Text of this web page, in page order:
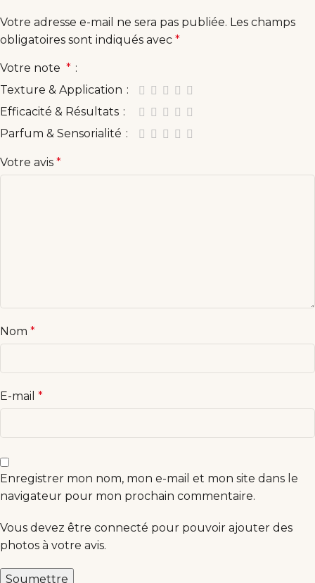
Votre adresse e-mail ne sera pas publiée. Les champs
obligatoires sont indiqués avec *
Votre note *
Texture & Application
Efficacité & Résultats
Parfum & Sensorialité
Votre avis *
Nom *
E-mail *
Enregistrer mon nom, mon e-mail et mon site dans le
navigateur pour mon prochain commentaire.
Vous devez être connecté pour pouvoir ajouter des
photos à votre avis.